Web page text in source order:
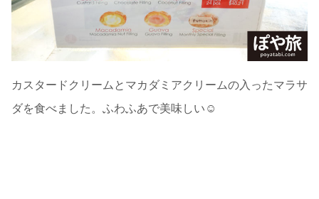
カスタードクリームとマカダミアクリームの入ったマラサ
ダを食べました。ふわふあで美味しい☺